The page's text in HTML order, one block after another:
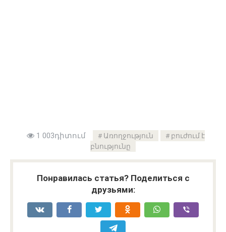
1 003դիտում Առողջություն
բուժում է
բնությունը
Понравилась статья? Поделиться с
друзьями: